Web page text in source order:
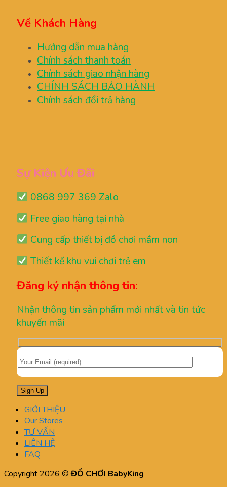
Về Khách Hàng
Hướng dẫn mua hàng
Chính sách thanh toán
Chính sách giao nhận hàng
CHÍNH SÁCH BẢO HÀNH
Chính sách đổi trả hàng
Sự Kiện Ưu Đãi
0868 997 369 Zalo
Free giao hàng tại nhà
Cung cấp thiết bị đồ chơi mầm non
Thiết kế khu vui chơi trẻ em
Đăng ký nhận thông tin:
Nhận thông tin sản phẩm mới nhất và tin tức
khuyến mãi
GIỚI THIỆU
Our Stores
TƯ VẤN
LIÊN HỆ
FAQ
Copyright 2026 ©ĐỒ CHƠI BabyKing